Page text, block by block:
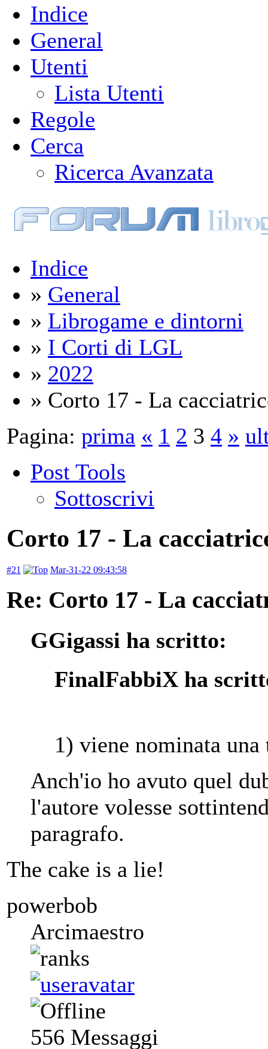
Indice
General
Utenti
Lista Utenti
Regole
Cerca
Ricerca Avanzata
Indice
» General
» Librogame e dintorni
» I Corti di LGL
» 2022
» Corto 17 - La
Pagina: prima « 1 2 3 4 »
Post Tools
Sottoscrivi
Corto 17 - La
#21 Mar-31-22 09:43:58
Re: Corto 17 - La
GGigassi ha scritto:
FinalFabbiX ha
1) viene nominata
Anch'io ho avuto quel
l'autore volesse
paragrafo.
The cake is a lie!
powerbob
Arcimaestro
556 Messaggi